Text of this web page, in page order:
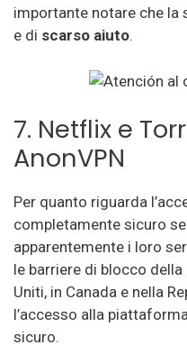
importante notare che la
e di scarso aiuto.
7. Netflix e
AnonVPN
Per quanto riguarda
completamente sicuro
apparentemente i loro
le barriere di blocco
Uniti, in Canada e nella
l’accesso alla
sicuro.